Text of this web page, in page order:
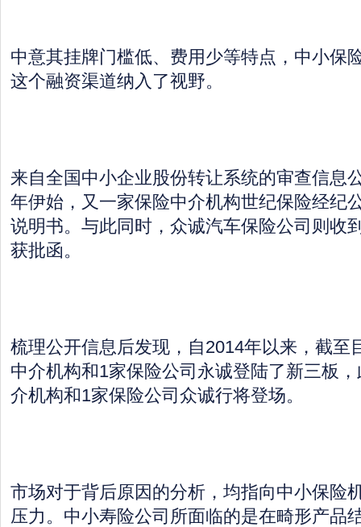
中意其挂牌门槛低、费用少等特点，中小保
这个融资渠道纳入了视野。
来自全国中小企业股份转让系统的审查信息
年伊始，又一家保险中介机构世纪保险经纪
说明书。与此同时，众诚汽车保险公司则收
获批函。
梳理公开信息后发现，自2014年以来，截至
中介机构和1家保险公司永诚登陆了新三板
介机构和1家保险公司众诚行将登场。
市场对于背后原因的分析，均指向中小保险
压力。中小寿险公司所面临的是在畸形产品